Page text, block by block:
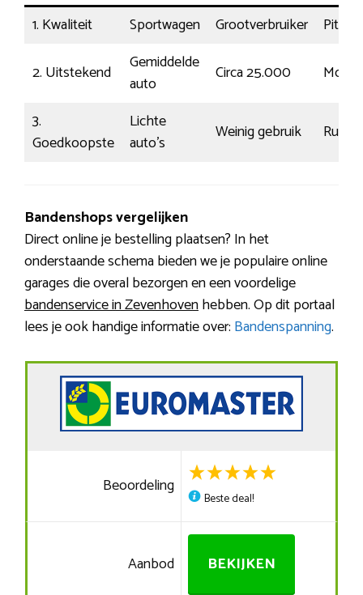
1. Kwaliteit Sportwagen Grootverbruiker
Pittig
2. Uitstekend
Gemiddelde
auto
Circa 25.000
3.
Goedkoopste
Lichte
auto’s
Weinig gebruik Rustig
Bandenshops vergelijken
Direct online je bestelling plaatsen? In het
onderstaande schema bieden we je populaire online
garages die overal bezorgen en een voordelige
bandenservice in Zevenhovenhebben. Op dit portaal
lees je ook handige informatie over: Bandenspanning.
Beoordeling
Beste deal!
Aanbod BEKIJKEN